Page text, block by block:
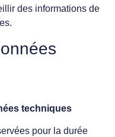
des informations de
techniques
pour la durée